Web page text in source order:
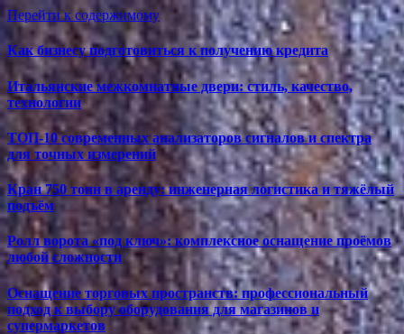
Перейти к содержимому
Как бизнесу подготовиться к получению кредита
Итальянские межкомнатные двери: стиль, качество,
технологии
ТОП-10 современных анализаторов сигналов и спектра
для точных измерений
Кран 750 тонн в аренду: инженерная логистика и тяжёлый
подъём
Ролл ворота «под ключ»: комплексное оснащение проёмов
любой сложности
Оснащение торговых пространств: профессиональный
подход к выбору оборудования для магазинов и
супермаркетов